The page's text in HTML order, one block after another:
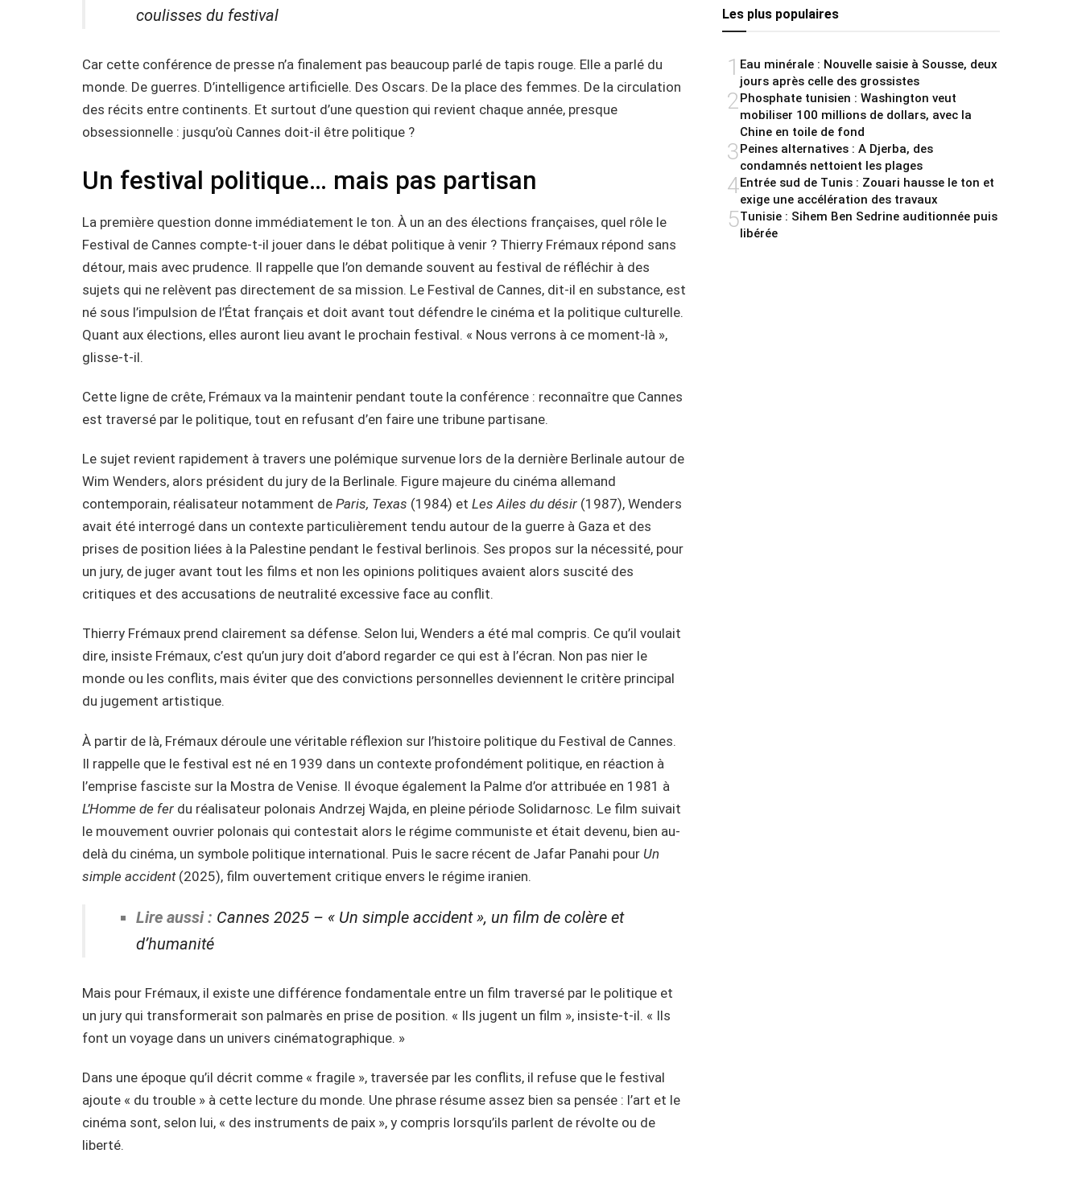
coulisses du festival
Car cette conférence de presse n’a finalement pas beaucoup parlé de tapis rouge. Elle a parlé du
monde. De guerres. D’intelligence artificielle. Des Oscars. De la place des femmes. De la circulation
des récits entre continents. Et surtout d’une question qui revient chaque année, presque
obsessionnelle : jusqu’où Cannes doit-il être politique ?
Un festival politique… mais pas partisan
La première question donne immédiatement le ton. À un an des élections françaises, quel rôle le
Festival de Cannes compte-t-il jouer dans le débat politique à venir ? Thierry Frémaux répond sans
détour, mais avec prudence. Il rappelle que l’on demande souvent au festival de réfléchir à des
sujets qui ne relèvent pas directement de sa mission. Le Festival de Cannes, dit-il en substance, est
né sous l’impulsion de l’État français et doit avant tout défendre le cinéma et la politique culturelle.
Quant aux élections, elles auront lieu avant le prochain festival. « Nous verrons à ce moment-là »,
glisse-t-il.
Cette ligne de crête, Frémaux va la maintenir pendant toute la conférence : reconnaître que Cannes
est traversé par le politique, tout en refusant d’en faire une tribune partisane.
Le sujet revient rapidement à travers une polémique survenue lors de la dernière Berlinale autour de
Wim Wenders, alors président du jury de la Berlinale. Figure majeure du cinéma allemand
contemporain, réalisateur notamment de Paris, Texas (1984) et Les Ailes du désir (1987), Wenders
avait été interrogé dans un contexte particulièrement tendu autour de la guerre à Gaza et des
prises de position liées à la Palestine pendant le festival berlinois. Ses propos sur la nécessité, pour
un jury, de juger avant tout les films et non les opinions politiques avaient alors suscité des
critiques et des accusations de neutralité excessive face au conflit.
Thierry Frémaux prend clairement sa défense. Selon lui, Wenders a été mal compris. Ce qu’il voulait
dire, insiste Frémaux, c’est qu’un jury doit d’abord regarder ce qui est à l’écran. Non pas nier le
monde ou les conflits, mais éviter que des convictions personnelles deviennent le critère principal
du jugement artistique.
À partir de là, Frémaux déroule une véritable réflexion sur l’histoire politique du Festival de Cannes.
Il rappelle que le festival est né en 1939 dans un contexte profondément politique, en réaction à
l’emprise fasciste sur la Mostra de Venise. Il évoque également la Palme d’or attribuée en 1981 à
L’Homme de fer du réalisateur polonais Andrzej Wajda, en pleine période Solidarnosc. Le film suivait
le mouvement ouvrier polonais qui contestait alors le régime communiste et était devenu, bien au-
delà du cinéma, un symbole politique international. Puis le sacre récent de Jafar Panahi pour Un
simple accident(2025), film ouvertement critique envers le régime iranien.
Lire aussi : Cannes 2025 – « Un simple accident », un film de colère et
d’humanité
Mais pour Frémaux, il existe une différence fondamentale entre un film traversé par le politique et
un jury qui transformerait son palmarès en prise de position. « Ils jugent un film », insiste-t-il. « Ils
font un voyage dans un univers cinématographique. »
Dans une époque qu’il décrit comme « fragile », traversée par les conflits, il refuse que le festival
ajoute « du trouble » à cette lecture du monde. Une phrase résume assez bien sa pensée : l’art et le
cinéma sont, selon lui, « des instruments de paix », y compris lorsqu’ils parlent de révolte ou de
liberté.
Les plus populaires
1 Eau minérale : Nouvelle saisie à Sousse, deux
jours après celle des grossistes
2Phosphate tunisien : Washington veut
mobiliser 100 millions de dollars, avec la
Chine en toile de fond
3Peines alternatives : A Djerba, des
condamnés nettoient les plages
4Entrée sud de Tunis : Zouari hausse le ton et
exige une accélération des travaux
5Tunisie : Sihem Ben Sedrine auditionnée puis
libérée